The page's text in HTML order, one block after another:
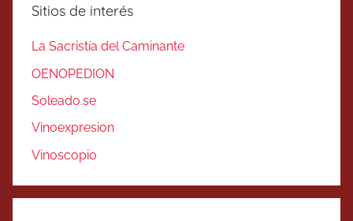
Sitios de interés
La Sacristía del Caminante
OENOPEDION
Soleado.se
Vinoexpresion
Vinoscopio